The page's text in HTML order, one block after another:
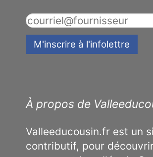
À propos de
Valleeducousin.fr est un
contributif, pour